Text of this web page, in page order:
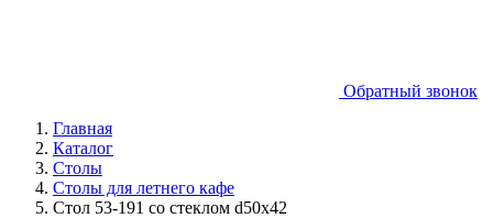
Обратный звонок
Главная
Каталог
Столы
Столы для летнего кафе
Стол 53-191 со стеклом d50х42